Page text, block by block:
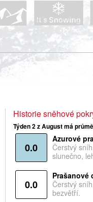
Historie sněhové
Týden 2 z August má
0.0
Azurové
Čerstvý
slunečno,
0.0
Prašanové
Čerstvý
bezvětří.